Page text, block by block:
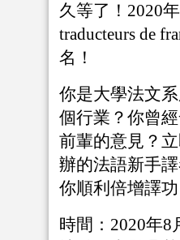
久等了！2020
traducteurs de
名！
你是大學法文
個行業？你曾
前輩的意見？
辦的法語新手
你順利倍增譯功
時間：2020年8